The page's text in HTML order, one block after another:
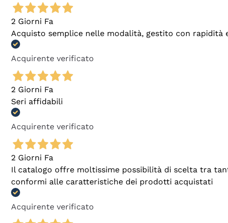
2 Giorni Fa
Acquisto semplice nelle modalità, gestito con rapidità
Acquirente verificato
2 Giorni Fa
Seri affidabili
Acquirente verificato
2 Giorni Fa
Il catalogo offre moltissime possibilità di scelta tra
conformi alle caratteristiche dei prodotti acquistati
Acquirente verificato